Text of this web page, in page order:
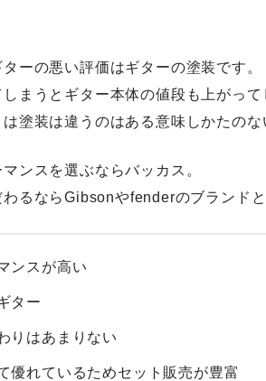
ーの悪い評価はギターの塗装です。
まうとギター本体の値段も上がっ
塗装は違うのはある意味しかたのな
ンスを選ぶならバッカス。
るならGibsonやfenderのブランドと
ンスが高い
ター
りはあまりない
優れているためセット販売が豊富